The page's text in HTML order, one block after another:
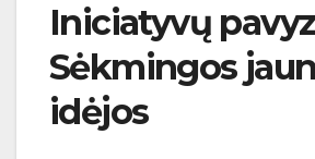
Iniciatyvų
Sėkmingos
idėjos